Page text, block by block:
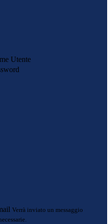
Utente
Verrà inviato un messaggio